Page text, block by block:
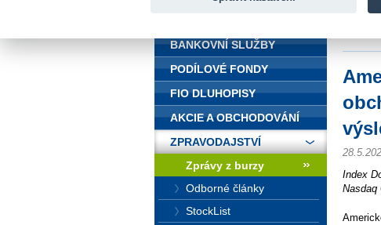
Index
Nasdaq
BANKOVNÍ SLUŽBY
PODÍLOVÉ FONDY
FIO DLUHOPISY
AKCIE A OBCHODOVÁNÍ
ZPRAVODAJSTVÍ
Zprávy z burzy
Odborné články
StockList